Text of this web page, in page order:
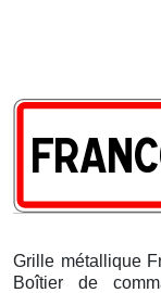
Grille métallique
Boîtier de